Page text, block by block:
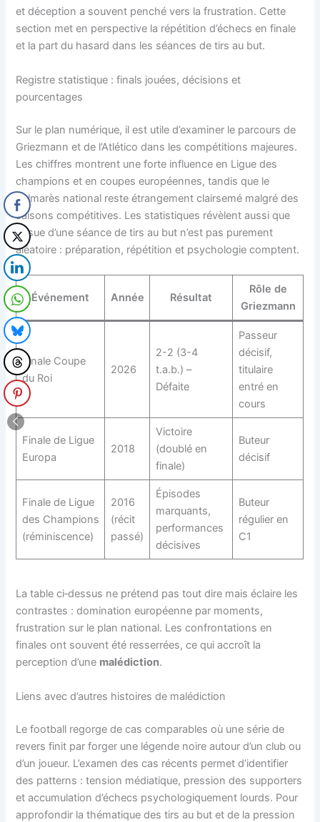
et déception a souvent penché vers la frustration. Cette
section met en perspective la répétition d’échecs en finale
et la part du hasard dans les séances de tirs au but.
Registre statistique : finals jouées, décisions et
pourcentages
Sur le plan numérique, il est utile d’examiner le parcours de
Griezmann et de l’Atlético dans les compétitions majeures.
Les chiffres montrent une forte influence en Ligue des
champions et en coupes européennes, tandis que le
palmarès national reste étrangement clairsemé malgré des
saisons compétitives. Les statistiques révèlent aussi que
l’issue d’une séance de tirs au but n’est pas purement
aléatoire : préparation, répétition et psychologie comptent.
Événement Année Résultat
Rôle de
Griezmann
Finale Coupe
du Roi
2026
2-2 (3-4
t.a.b.) –
Défaite
Passeur
décisif,
titulaire
entré en
cours
Finale de Ligue
Europa
2018
Victoire
(doublé en
finale)
Buteur
décisif
Finale de Ligue
des Champions
(réminiscence)
2016
(récit
passé)
Épisodes
marquants,
performances
décisives
Buteur
régulier en
C1
La table ci‑dessus ne prétend pas tout dire mais éclaire les
contrastes : domination européenne par moments,
frustration sur le plan national. Les confrontations en
finales ont souvent été resserrées, ce qui accroît la
perception d’une malédiction.
Liens avec d’autres histoires de malédiction
Le football regorge de cas comparables où une série de
revers finit par forger une légende noire autour d’un club ou
d’un joueur. L’examen des cas récents permet d’identifier
des patterns : tension médiatique, pression des supporters
et accumulation d’échecs psychologiquement lourds. Pour
approfondir la thématique des tirs au but et de la pression